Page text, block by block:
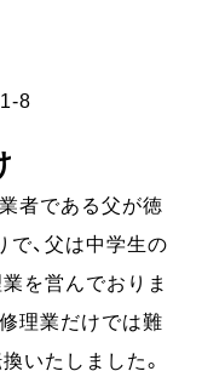
8
者である父が徳
、父は中学生の
を営んでおりま
理業だけでは難
いたしました。